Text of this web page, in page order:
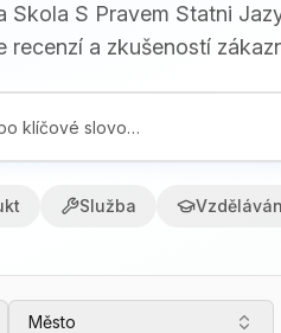
Skola S Pravem Statni
recenzí a zkušeností
Služba
Město